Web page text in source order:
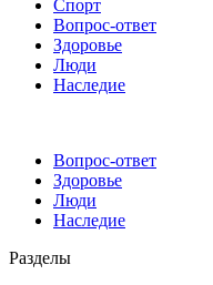
Спорт
Вопрос-ответ
Здоровье
Люди
Наследие
Вопрос-ответ
Здоровье
Люди
Наследие
Разделы